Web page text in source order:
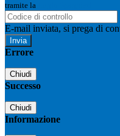
tramite la
E-mail inviata, si prega di
Errore
Chiudi
Successo
Chiudi
Informazione